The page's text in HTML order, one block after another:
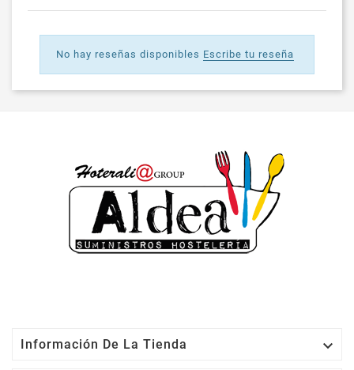
No hay reseñas disponibles Escribe tu reseña
Información De La Tienda 